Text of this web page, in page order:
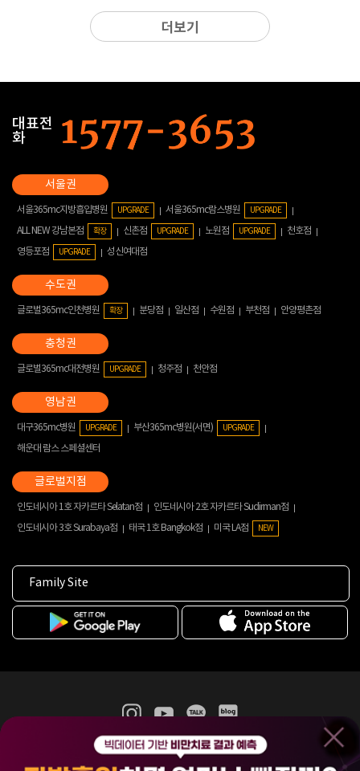
더보기
대표전
화
서울365mc지방흡입병원 UPGRADE 서울365mc람스병원 UPGRADE
ALL NEW 강남본점 확장 신촌점 UPGRADE 노원점 UPGRADE
천호점
영등포점
UPGRADE 성신여대점
글로벌365mc인천병원 확장 분당점 일산점 수원점 부천점 안양평촌점
글로벌365mc대전병원 UPGRADE 청주점 천안점
대구365mc병원 UPGRADE 부산365mc병원(서면) UPGRADE
해운대 람스 스페셜센터
인도네시아 1호 자카르타 Selatan점
인도네시아 2호 자카르타 Sudirman점
인도네시아 3호 Surabaya점
태국 1호 Bangkok점 미국 LA점 NEW
Family Site
365mc 병·의원 이용약관
홈페이지 이용약관
비급여진료수가